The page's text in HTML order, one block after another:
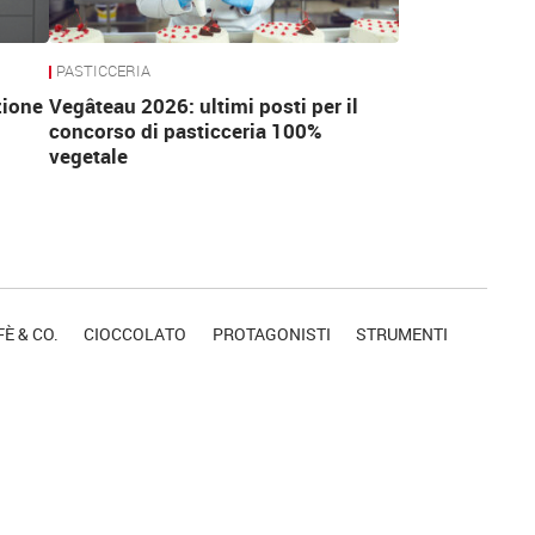
PASTICCERIA
Vegâteau 2026: ultimi posti per il
concorso di pasticceria 100%
vegetale
& CO. CIOCCOLATO PROTAGONISTI STRUMENTI